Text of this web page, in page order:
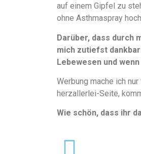
auf einem Gipfel zu
ohne Asthmaspray
Darüber, dass durch
mich zutiefst
Lebewesen und
Werbung mache ich
herzallerlei-Seite,
Wie schön, dass ihr